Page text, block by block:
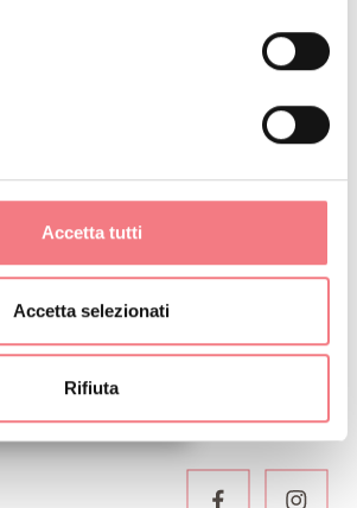
Accetta tutti
Accetta selezionati
Rifiuta
CONTATTO